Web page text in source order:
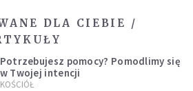
DLA CIEBIE /
Potrzebujesz pomocy? Pomodlimy się
w Twojej intencji
KOŚCIÓŁ